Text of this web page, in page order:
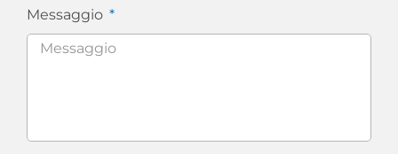
Messaggio